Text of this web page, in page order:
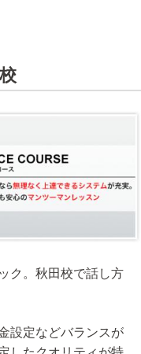
ク。秋田校で話し方
設定などバランスが